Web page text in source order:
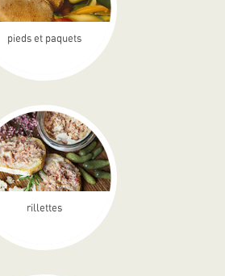
pieds et paquets
rillettes